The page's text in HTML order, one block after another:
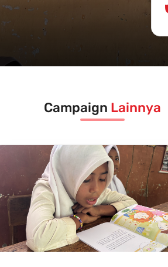
Campaign Lainnya